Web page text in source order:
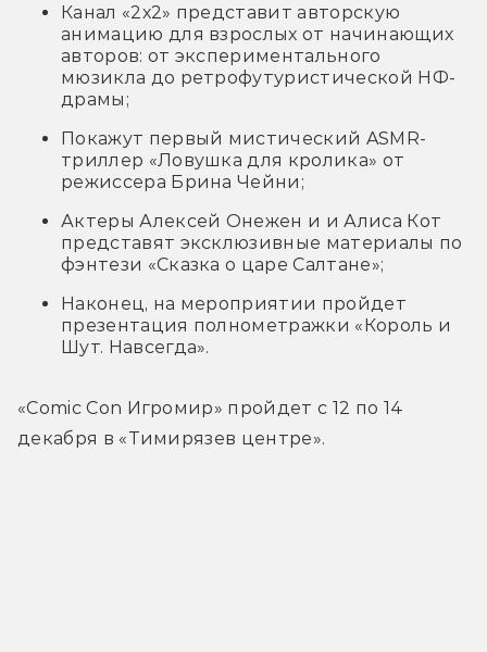
Канал «2х2» представит авторскую
анимацию для взрослых от начинающих
авторов: от экспериментального
мюзикла до ретрофутуристической НФ-
драмы;
Покажут первый мистический ASMR-
триллер «Ловушка для кролика» от
режиссера Брина Чейни;
Актеры Алексей Онежен и и Алиса Кот
представят эксклюзивные материалы по
фэнтези «Сказка о царе Салтане»;
Наконец, на мероприятии пройдет
презентация полнометражки «Король и
Шут. Навсегда».
«Comic Con Игромир» пройдет с 12 по 14
декабря в «Тимирязев центре».